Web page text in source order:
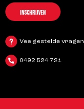
INSCHRIJVEN
Veelgestelde vragen
0492 524 721